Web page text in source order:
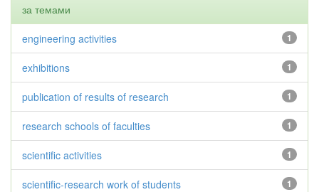
за темами
1
engineering activities
1
exhibitions
1
publication of results of research
1
research schools of faculties
1
scientific activities
1
scientific-research work of students